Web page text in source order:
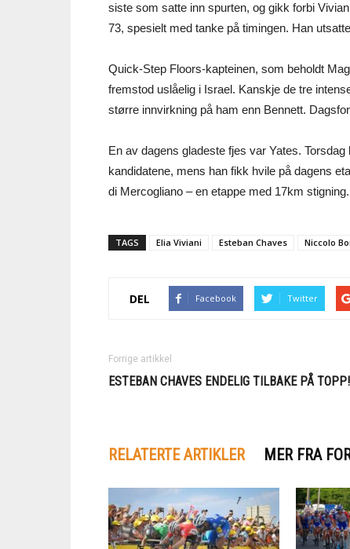
siste som satte inn spurten, og gikk forbi
73, spesielt med tanke på timingen. Han
Quick-Step Floors-kapteinen, som beholdt
fremstod uslåelig i Israel. Kanskje de tre
større innvirkning på ham enn Bennett.
En av dagens gladeste fjes var Yates.
kandidatene, mens han fikk hvile på dagens
di Mercogliano – en etappe med 17km
TAGS Elia Viviani Esteban Chaves Niccolo
DEL Facebook Twitter
Forrige artikkel
ESTEBAN CHAVES ENDELIG TILBAKE PÅ TOPP!
RELATERTE ARTIKLER MER FRA